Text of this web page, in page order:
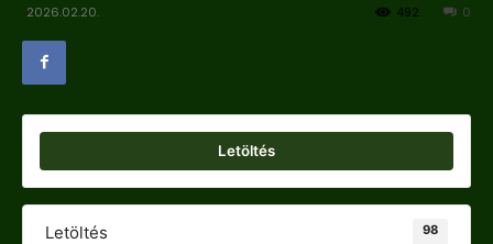
2026.02.20. 0
492
Letöltés
Letöltés 98